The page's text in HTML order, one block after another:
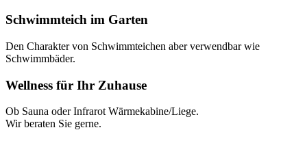
Schwimmteich im Garten
Den Charakter von Schwimmteichen aber verwendbar wie
Schwimmbäder.
Wellness für Ihr Zuhause
Ob Sauna oder Infrarot Wärmekabine/Liege.
Wir beraten Sie gerne.